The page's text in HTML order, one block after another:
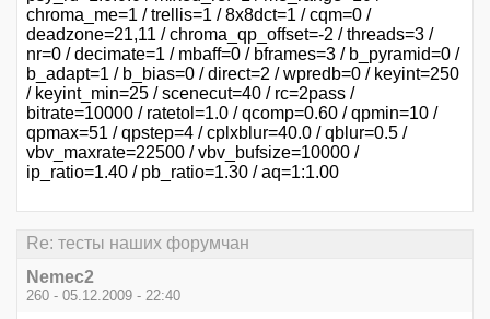
chroma_me=1 / trellis=1 / 8x8dct=1 / cqm=0 /
deadzone=21,11 / chroma_qp_offset=-2 / threads=3 /
nr=0 / decimate=1 / mbaff=0 / bframes=3 / b_pyramid=0 /
b_adapt=1 / b_bias=0 / direct=2 / wpredb=0 / keyint=250
/ keyint_min=25 / scenecut=40 / rc=2pass /
bitrate=10000 / ratetol=1.0 / qcomp=0.60 / qpmin=10 /
qpmax=51 / qpstep=4 / cplxblur=40.0 / qblur=0.5 /
vbv_maxrate=22500 / vbv_bufsize=10000 /
ip_ratio=1.40 / pb_ratio=1.30 / aq=1:1.00
Re: тесты наших форумчан
Nemec2
260 - 05.12.2009 - 22:40